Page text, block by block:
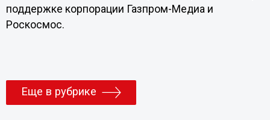
поддержке корпорации Газпром-Медиа и
Роскосмос.
Еще в рубрике